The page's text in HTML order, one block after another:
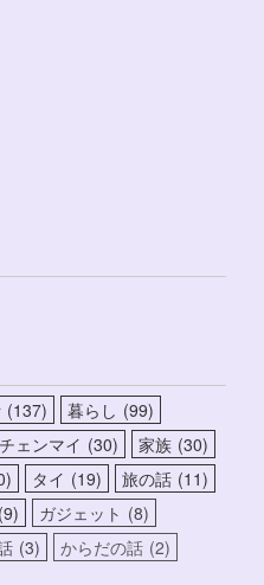
137 暮らし 99
チェンマイ 30 家族 30
タイ 19 旅の話 11
9 ガジェット
8
3 からだの話 2